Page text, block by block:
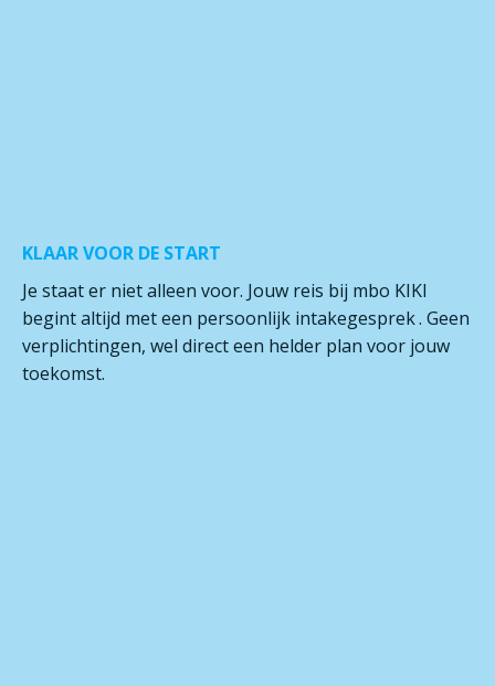
KLAAR VOOR DE START
Je staat er niet alleen voor. Jouw reis bij mbo KIKI
begint altijd met een persoonlijk intakegesprek. Geen
verplichtingen, wel direct een helder plan voor jouw
toekomst.